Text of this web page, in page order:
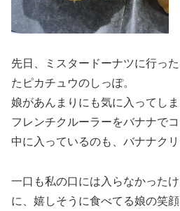
先日、ミスタードーナツに行っ
たピカチュウのしっぽ。
娘があんまりにも気に入ってしま
フレンチクルーラーをバナナで
中に入っているのも、バナナクリ
一口も私の口には入らなかった
に、嬉しそうに食べてる娘の笑顔